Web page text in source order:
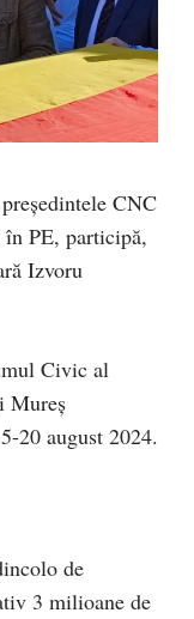
CNC
PE, participă,
Izvoru
Civic al
Mureș
20 august 2024.
de
3 milioane de